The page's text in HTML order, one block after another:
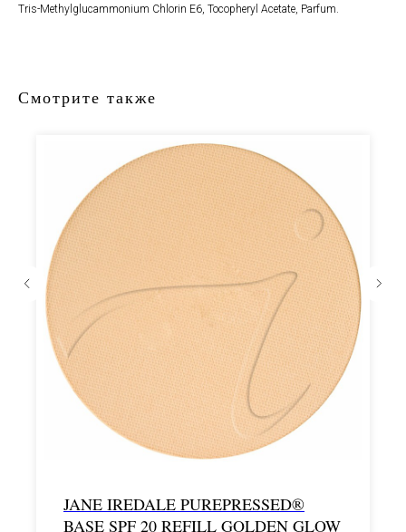
Tris-Methylglucammonium Chlorin E6, Tocopheryl Acetate, Parfum.
Смотрите также
JANE IREDALE PUREPRESSED®
BASE SPF 20 REFILL GOLDEN GLOW